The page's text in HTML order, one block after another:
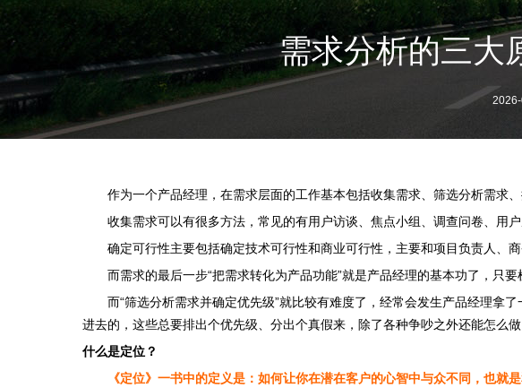
需求分析的三大
作为一个产品经理，在需求层面的工作基本包括收集需求、筛选分析需求
收集需求可以有很多方法，常见的有用户访谈、焦点小组、调查问卷、用
确定可行性主要包括确定技术可行性和商业可行性，主要和项目负责人、
而需求的最后一步“把需求转化为产品功能”就是产品经理的基本功了，只
而“筛选分析需求并确定优先级”就比较有难度了，经常会发生产品经理拿
进去的，这些总要排出个优先级、分出个真假来，除了各种争吵之外还能怎么
什么是定位？
《定位》一书中的定义是：如何让你在潜在客户的心智中与众不同，也就